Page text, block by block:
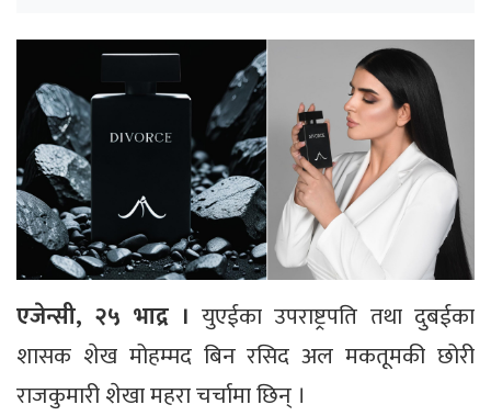
एजेन्सी, २५ भाद्र । युएईका उपराष्ट्रपति तथा दुबईका
शासक शेख मोहम्मद बिन रसिद अल मकतूमकी छोरी
राजकुमारी शेखा महरा चर्चामा छिन् ।